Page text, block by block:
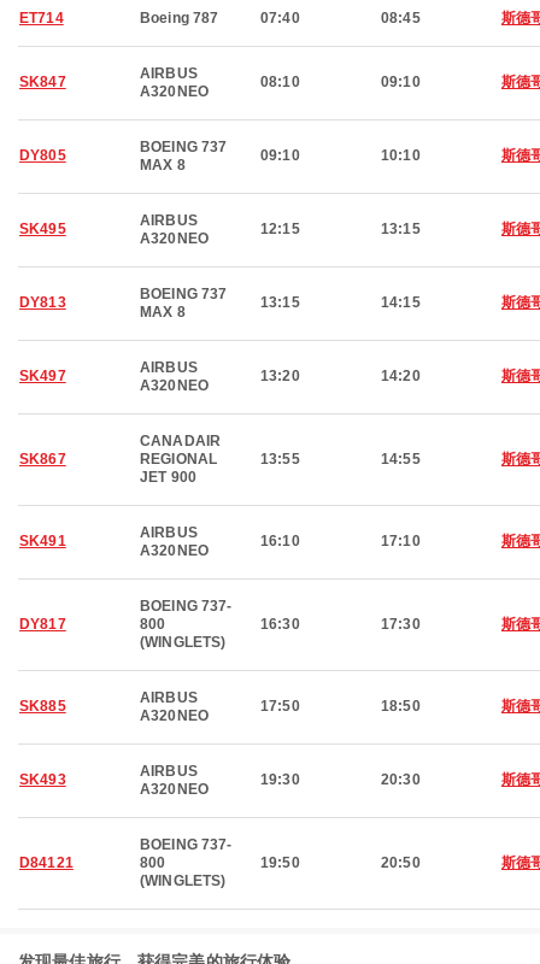
ET714 Boeing 787 07:40 08:45 斯德
SK847
AIRBUS
A320NEO
08:10 09:10 斯德
DY805
BOEING 737
MAX 8
09:10 10:10 斯德
SK495
AIRBUS
A320NEO
12:15 13:15 斯德
DY813
BOEING 737
MAX 8
13:15 14:15 斯德
SK497
AIRBUS
A320NEO
13:20 14:20 斯德
SK867
CANADAIR
REGIONAL
JET 900
13:55 14:55 斯德
SK491
AIRBUS
A320NEO
16:10 17:10 斯德
DY817
BOEING 737-
800
(WINGLETS)
16:30 17:30 斯德
SK885
AIRBUS
A320NEO
17:50 18:50 斯德
SK493
AIRBUS
A320NEO
19:30 20:30 斯德
D84121
BOEING 737-
800
(WINGLETS)
19:50 20:50 斯德